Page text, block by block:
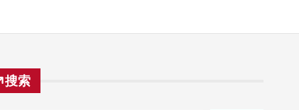
搜索